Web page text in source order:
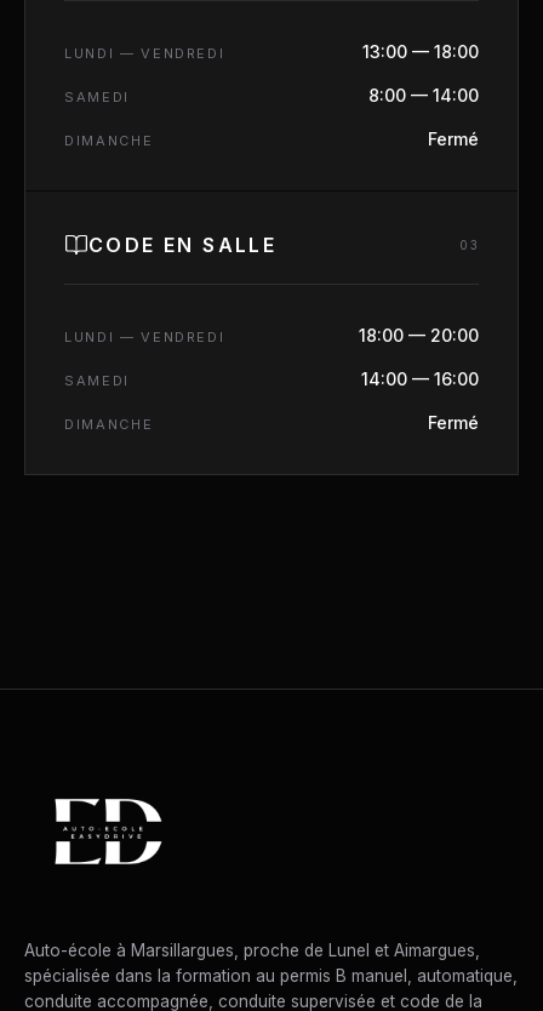
LUNDI — VENDREDI 13:00 — 18:00
SAMEDI 8:00 — 14:00
DIMANCHE Fermé
CODE EN SALLE 0 3
LUNDI — VENDREDI 18:00 — 20:00
SAMEDI 14:00 — 16:00
DIMANCHE Fermé
Auto-école à Marsillargues, proche de Lunel et Aimargues,
spécialisée dans la formation au permis B manuel, automatique,
conduite accompagnée, conduite supervisée et code de la